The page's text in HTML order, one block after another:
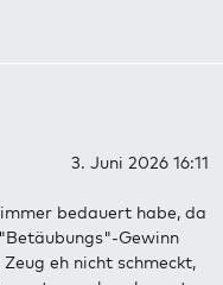
3. Juni 2026 16:11
bedauert habe, da
Gewinn
eh nicht schmeckt,